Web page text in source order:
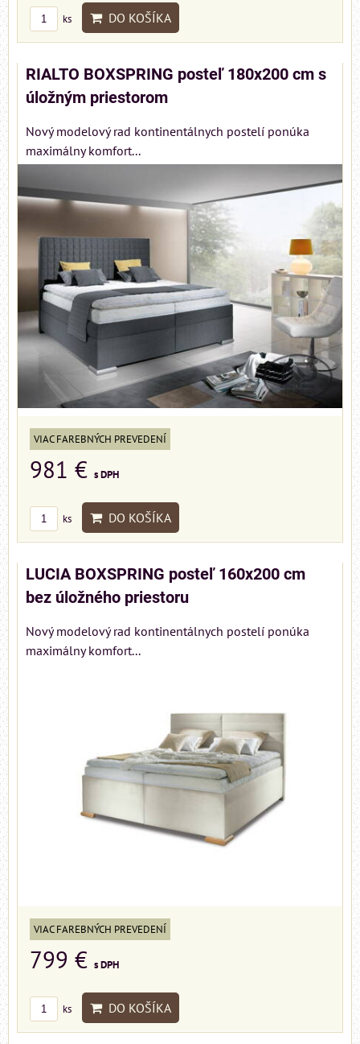
ks DO KOŠÍKA
RIALTO BOXSPRING posteľ 180x200 cm s
úložným priestorom
Nový modelový rad kontinentálnych postelí ponúka
maximálny komfort...
VIAC FAREBNÝCH PREVEDENÍ
981 € s DPH
ks DO KOŠÍKA
LUCIA BOXSPRING posteľ 160x200 cm
bez úložného priestoru
Nový modelový rad kontinentálnych postelí ponúka
maximálny komfort...
VIAC FAREBNÝCH PREVEDENÍ
799 € s DPH
ks DO KOŠÍKA